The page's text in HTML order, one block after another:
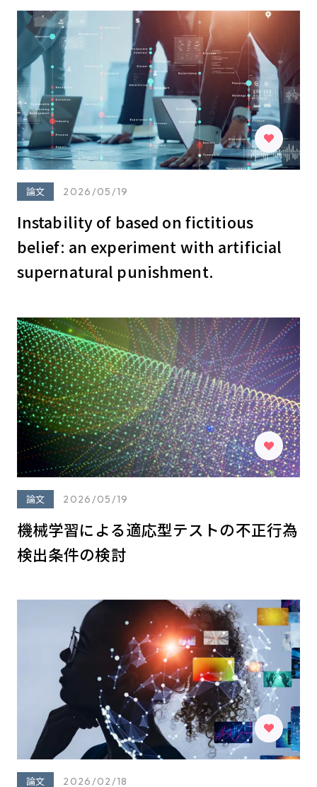
論文 2026/05/19
Instability of based on fictitious
belief: an experiment with artificial
supernatural punishment.
論文 2026/05/19
機械学習による適応型テストの不正行為
検出条件の検討
論文 2026/02/18